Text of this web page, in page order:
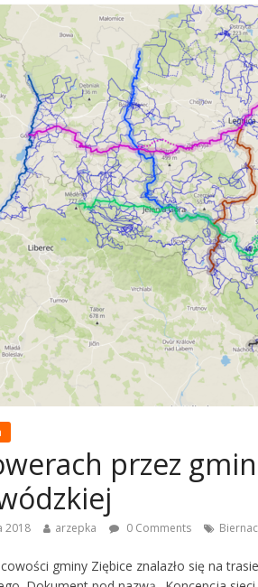
przez
2018 arzepka 0 Comments
gminy Ziębice znalazło się na